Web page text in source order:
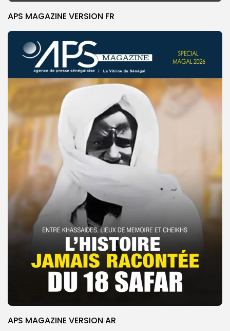
APS MAGAZINE VERSION FR
APS MAGAZINE VERSION AR